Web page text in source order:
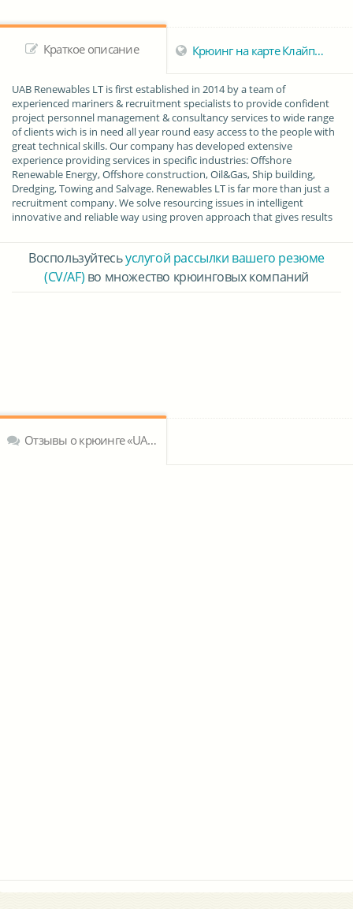
Краткое описание Крюинг на карте Клайпеды
UAB Renewables LT is first established in 2014 by a team of
experienced mariners & recruitment specialists to provide confident
project personnel management & consultancy services to wide range
of clients wich is in need all year round easy access to the people with
great technical skills. Our company has developed extensive
experience providing services in specific industries: Offshore
Renewable Energy, Offshore construction, Oil&Gas, Ship building,
Dredging, Towing and Salvage. Renewables LT is far more than just a
recruitment company. We solve resourcing issues in intelligent
innovative and reliable way using proven approach that gives results
Воспользуйтесьуслугой рассылки вашего резюме
(CV/AF) во множество крюинговых компаний
Отзывы о крюинге «UAB Renewables LT»